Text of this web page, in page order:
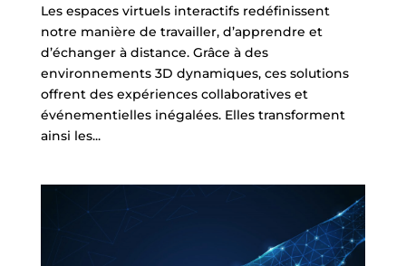
Les espaces virtuels interactifs redéfinissent
notre manière de travailler, d’apprendre et
d’échanger à distance. Grâce à des
environnements 3D dynamiques, ces solutions
offrent des expériences collaboratives et
événementielles inégalées. Elles transforment
ainsi les...